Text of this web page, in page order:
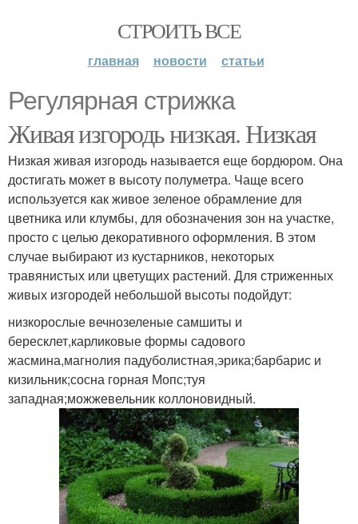
СТРОИТЬ ВСЕ
главная новости статьи
Регулярная стрижка
Живая изгородь низкая. Низкая
Низкая живая изгородь называется еще бордюром. Она
достигать может в высоту полуметра. Чаще всего
используется как живое зеленое обрамление для
цветника или клумбы, для обозначения зон на участке,
просто с целью декоративного оформления. В этом
случае выбирают из кустарников, некоторых
травянистых или цветущих растений. Для стриженных
живых изгородей небольшой высоты подойдут:
низкорослые вечнозеленые самшиты и
бересклет,карликовые формы садового
жасмина,магнолия падуболистная,эрика;барбарис и
кизильник;сосна горная Мопс;туя
западная;можжевельник коллоновидный.